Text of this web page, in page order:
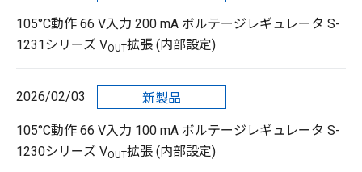
105°C動作 66 V入力 200 mA ボルテージレギュレータ S-
1231シリーズ VOUT拡張 (内部設定)
2026/02/03 新製品
105°C動作 66 V入力 100 mA ボルテージレギュレータ S-
1230シリーズ VOUT拡張 (内部設定)